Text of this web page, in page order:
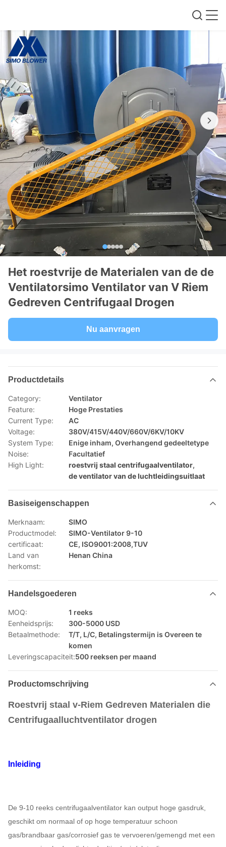
Het roestvrije de Materialen van de de
Ventilatorsimo Ventilator van V Riem
Gedreven Centrifugaal Drogen
Nu aanvragen
Productdetails
Category:
Ventilator
Feature:
Hoge Prestaties
Current Type:
AC
Voltage:
380V/415V/440V/660V/6KV/10KV
System Type:
Enige inham, Overhangend gedeeltetype
Noise:
Facultatief
High Light:
roestvrij staal centrifugaalventilator,
de ventilator van de luchtleidingsuitlaat
Basiseigenschappen
Merknaam:
SIMO
Productmodel:
SIMO-Ventilator 9-10
certificaat:
CE, ISO9001:2008,TUV
Land van
herkomst:
Henan China
Handelsgoederen
MOQ:
1 reeks
Eenheidsprijs:
300-5000 USD
Betaalmethode:
T/T, L/C, Betalingstermijn is Overeen te
komen
Leveringscapaciteit:500 reeksen per maand
Productomschrijving
Roestvrij staal v-Riem Gedreven Materialen die
Centrifugaalluchtventilator drogen
Inleiding
De 9-10 reeks centrifugaalventilator kan output hoge gasdruk,
geschikt om normaal of op hoge temperatuur schoon
gas/brandbaar gas/corrosief gas te vervoeren/gemengd met een